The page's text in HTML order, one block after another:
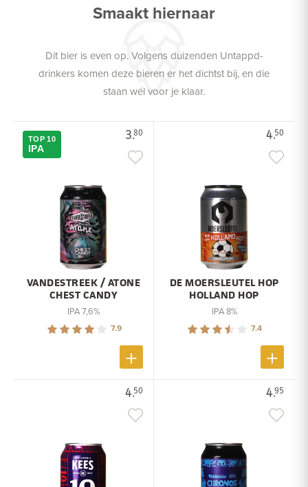
Smaakt hiernaar
Dit bier is even op. Volgens duizenden Untappd-
drinkers komen deze bieren er het dichtst bij, en die
staan wél voor je klaar.
3.80
TOP 10
IPA
VANDESTREEK / ATONE
CHEST CANDY
IPA 7,6%
7.9
4.50
DE MOERSLEUTEL HOP
HOLLAND HOP
IPA 8%
7.4
4.50 4.95